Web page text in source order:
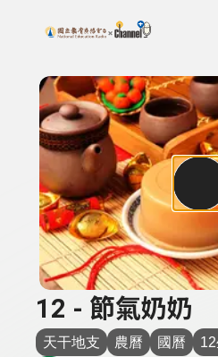
上方功能區塊
搜尋關鍵字：可輸入節目名稱
12 - 節氣奶奶
天干地支 農曆 國曆